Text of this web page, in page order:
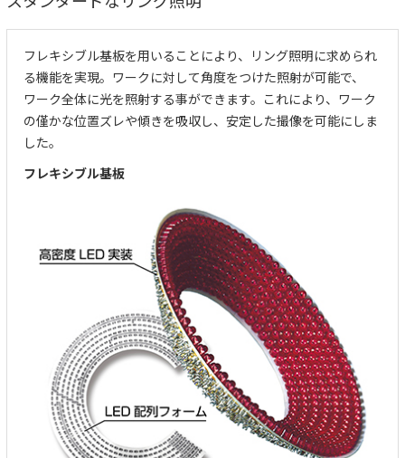
フレキシブル基板を用いることにより、リング照明に求められ
る機能を実現。ワークに対して角度をつけた照射が可能で、
ワーク全体に光を照射する事ができます。これにより、ワーク
の僅かな位置ズレや傾きを吸収し、安定した撮像を可能にしま
した。
フレキシブル基板